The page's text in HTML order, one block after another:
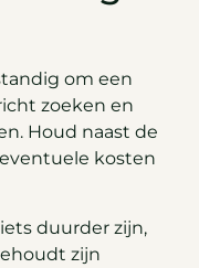
om een
zoeken en
Houd naast de
kosten
duurder zijn,
zijn